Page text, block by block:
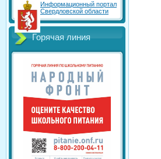
Информационный портал
Свердловской области
Горячая линия